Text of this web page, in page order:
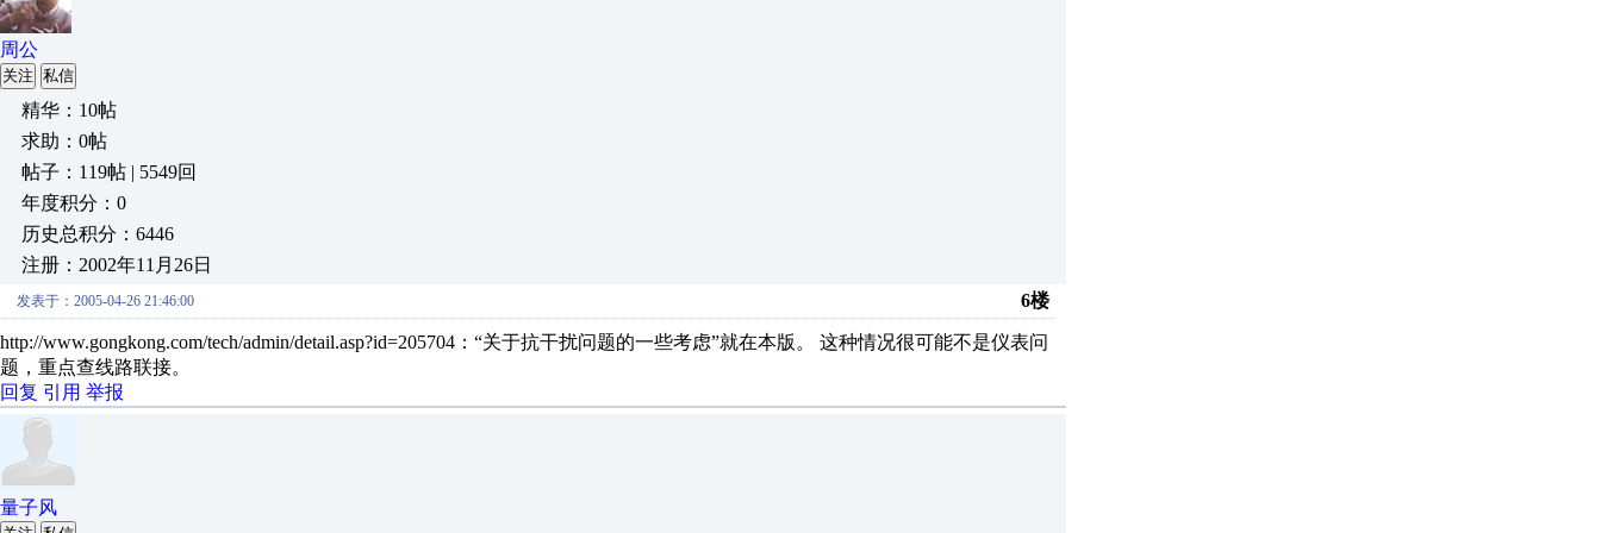
周公
关注 私信
精华：10帖
求助：0帖
帖子：119帖 | 5549回
年度积分：0
历史总积分：6446
注册：2002年11月26日
发表于：2005-04-26 21:46:00 6楼
http://www.gongkong.com/tech/admin/detail.asp?id=205704：“关于抗干扰问题的一些考虑”就在本版。 这种情况很可能不是仪表问
题，重点查线路联接。
回复 引用 举报
量子风